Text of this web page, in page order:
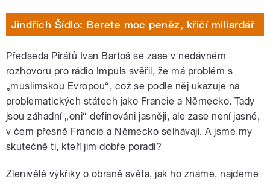
Jindřich Šídlo: Berete moc peněz, křičí miliardář
Předseda Pirátů Ivan Bartoš se zase v nedávném
rozhovoru pro rádio Impuls svěřil, že má problém s
„muslimskou Evropou“, což se podle něj ukazuje na
problematických státech jako Francie a Německo. Tady
jsou záhadní „oni“ definováni jasněji, ale zase není jasné,
v čem přesně Francie a Německo selhávají. A jsme my
skutečně ti, kteří jim dobře poradí?
Zlenivělé výkřiky o obraně světa, jak ho známe, najdeme